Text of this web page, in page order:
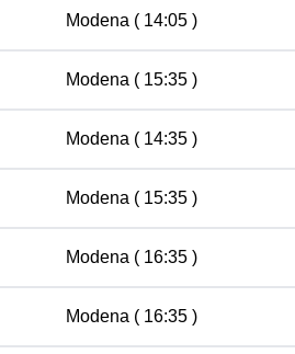
Modena ( 14:05 )
Modena ( 15:35 )
Modena ( 14:35 )
Modena ( 15:35 )
Modena ( 16:35 )
Modena ( 16:35 )